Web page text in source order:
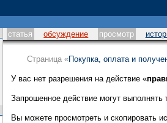
статья обсуждение просмотр
Страница «Покупка, оплата и
У вас нет разрешения на действие «
Запрошенное действие могут выполнять
Вы можете просмотреть и скопировать